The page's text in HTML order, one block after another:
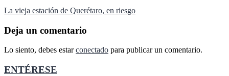
Navegación
de
entradas
La vieja estación de Querétaro, en riesgo
Deja un comentario
Lo siento, debes estarconectado para publicar un comentario.
ENTÉRESE